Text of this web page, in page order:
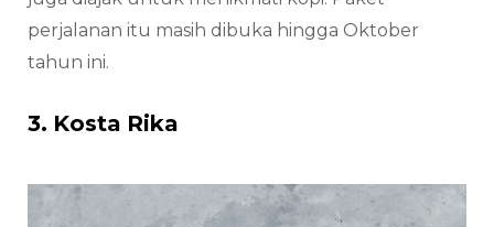
perjalanan itu masih dibuka hingga Oktober
tahun ini.
3. Kosta Rika